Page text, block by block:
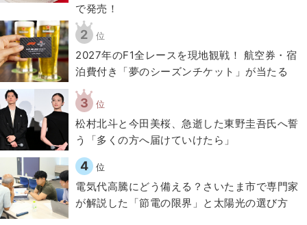
で発売！
2 位
2027年のF1全レースを現地観戦！ 航空券・宿
泊費付き「夢のシーズンチケット」が当たる
3 位
松村北斗と今田美桜、急逝した東野圭吾氏へ誓
う「多くの方へ届けていけたら」
4 位
電気代高騰にどう備える？さいたま市で専門家
が解説した「節電の限界」と太陽光の選び方